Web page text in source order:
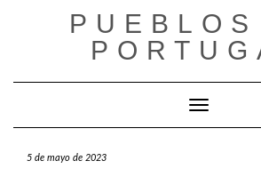
PUEBLOS
Cambiar
5 de mayo de 2023